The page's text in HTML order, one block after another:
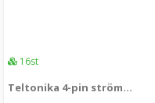
16st
Teltonika 4-pin strömkabel med I/O